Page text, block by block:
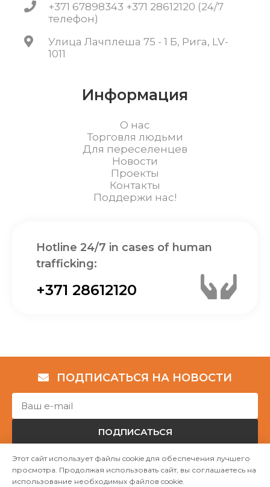
+371 67898343 +371 28612120 (24/7
телефон)
Улица Лачплеша 75 - 1 Б, Рига, LV-
1011
Информация
О нас
Торговля людьми
Для переселенцев
Новости
Проекты
Контакты
Поддержи нас!
Hotline 24/7 in cases of human
trafficking:
+371 28612120
ПОДПИСАТЬСЯ НА НОВОСТИ
ПОДПИСАТЬСЯ
Авторские права © НГО „Убежище "Надёжный дом""
Этот сайт использует файлы cookie для обеспечения лучшего
просмотра. Продолжая использовать сайт, вы соглашаетесь на
использование необходимых файлов cookie.